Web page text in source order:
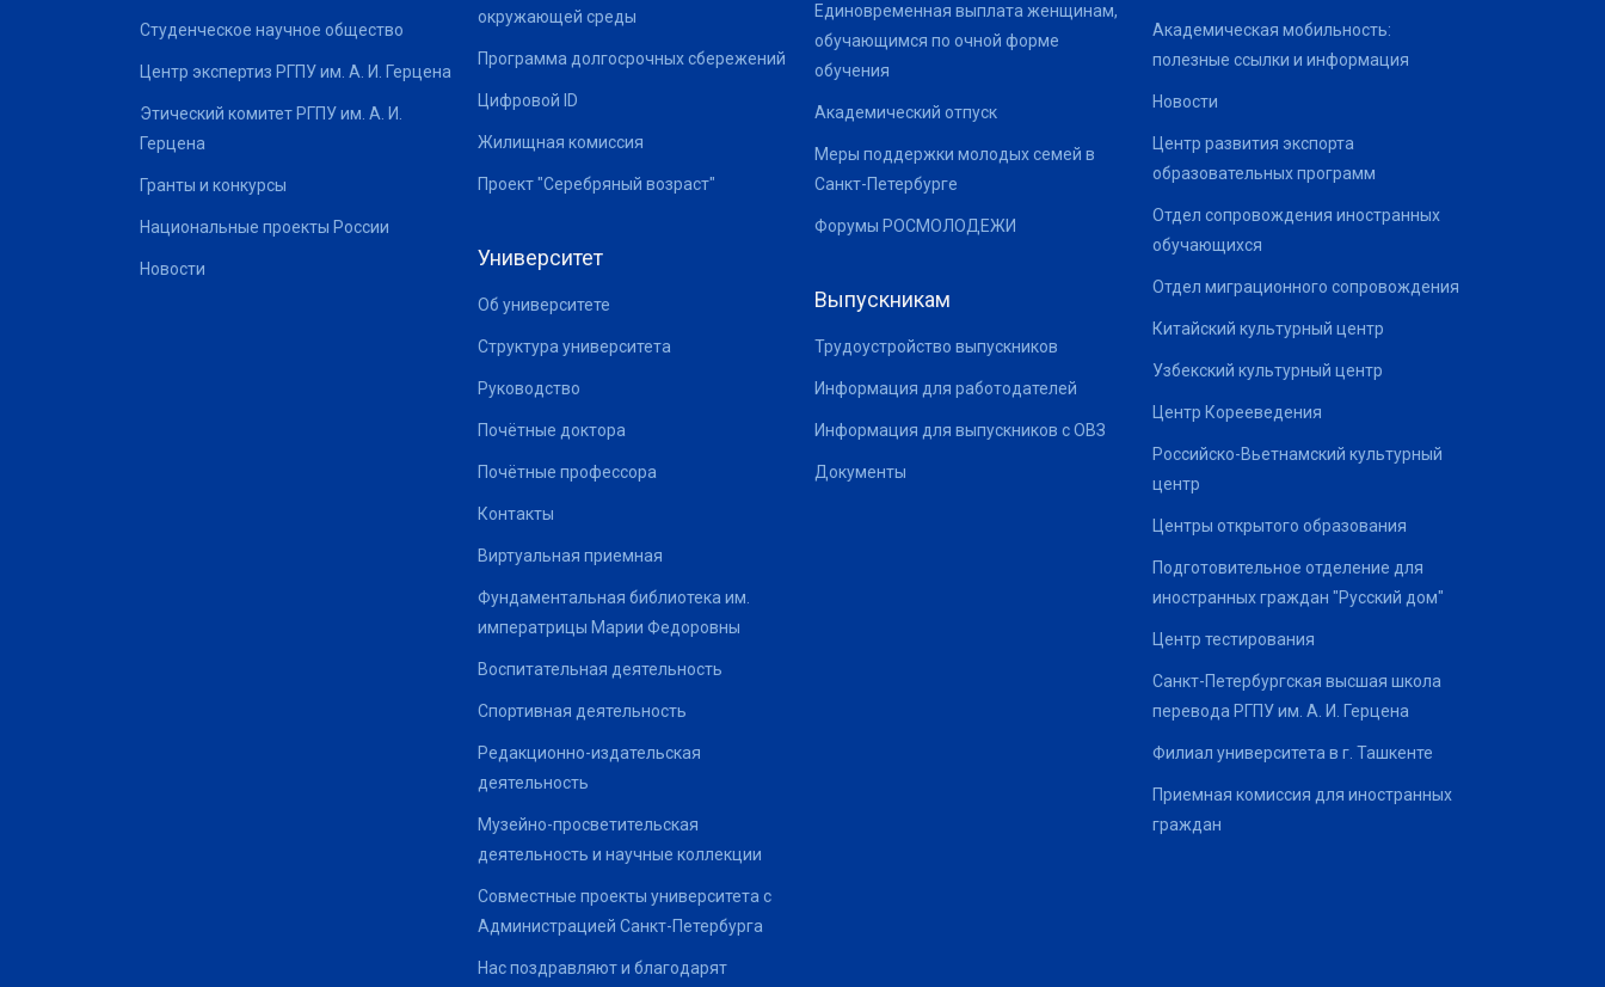
Студенческое научное общество
Центр экспертиз РГПУ им. А. И. Герцена
Этический комитет РГПУ им. А. И.
Герцена
Гранты и конкурсы
Национальные проекты России
Новости
окружающей среды
Программа долгосрочных сбережений
Цифровой ID
Жилищная комиссия
Проект "Серебряный возраст"
Университет
Об университете
Структура университета
Руководство
Почётные доктора
Почётные профессора
Контакты
Виртуальная приемная
Фундаментальная библиотека им.
императрицы Марии Федоровны
Воспитательная деятельность
Спортивная деятельность
Редакционно-издательская
деятельность
Музейно-просветительская
деятельность и научные коллекции
Совместные проекты университета с
Администрацией Санкт-Петербурга
Нас поздравляют и благодарят
Единовременная выплата женщинам,
обучающимся по очной форме
обучения
Академический отпуск
Меры поддержки молодых семей в
Санкт-Петербурге
Форумы РОСМОЛОДЕЖИ
Выпускникам
Трудоустройство выпускников
Информация для работодателей
Информация для выпускников с ОВЗ
Документы
Академическая мобильность:
полезные ссылки и информация
Новости
Центр развития экспорта
образовательных программ
Отдел сопровождения иностранных
обучающихся
Отдел миграционного сопровождения
Китайский культурный центр
Узбекский культурный центр
Центр Корееведения
Российско-Вьетнамский культурный
центр
Центры открытого образования
Подготовительное отделение для
иностранных граждан "Русский дом"
Центр тестирования
Санкт-Петербургская высшая школа
перевода РГПУ им. А. И. Герцена
Филиал университета в г. Ташкенте
Приемная комиссия для иностранных
граждан